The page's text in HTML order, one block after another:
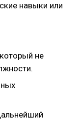
навыки или
не